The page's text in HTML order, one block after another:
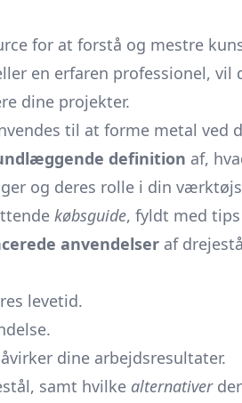
for at forstå og mestre
en erfaren professionel,
dine projekter.
til at forme metal
definition af,
og deres rolle i din
købsguide, fyldt med
anvendelser af
levetid.
dine arbejdsresultater.
samt hvilke alternativer